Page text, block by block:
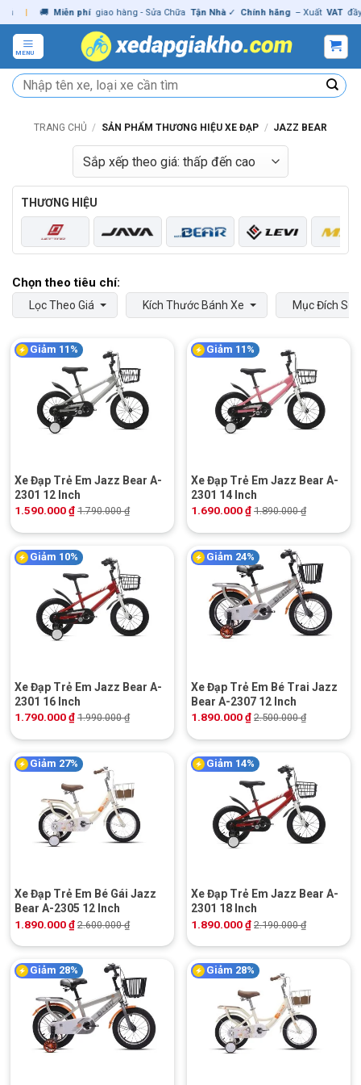
Skip
to
content
🚚 Miễn phí giao hàng - Sửa Chữa Tận Nhà ✓ Chính hãng – Xuất VAT đầy đủ |
MENU
Tìm
kiếm:
TRANG CHỦ / SẢN PHẨM THƯƠNG HIỆU XE ĐẠP / JAZZ BEAR
THƯƠNG HIỆU
Lọc Theo Giá Kích Thước Bánh Xe Mục Đích Sử
Giảm 11%
Xe Đạp Trẻ Em Jazz Bear A-
2301 12 Inch
1.590.000₫ 1.790.000₫
Giảm 11%
Xe Đạp Trẻ Em Jazz Bear A-
2301 14 Inch
1.690.000₫ 1.890.000₫
Giảm 10%
Xe Đạp Trẻ Em Jazz Bear A-
2301 16 Inch
1.790.000₫ 1.990.000₫
Giảm 24%
Xe Đạp Trẻ Em Bé Trai Jazz
Bear A-2307 12 Inch
1.890.000₫ 2.500.000₫
Giảm 27%
Xe Đạp Trẻ Em Bé Gái Jazz
Bear A-2305 12 Inch
1.890.000₫ 2.600.000₫
Giảm 14%
Xe Đạp Trẻ Em Jazz Bear A-
2301 18 Inch
1.890.000₫ 2.190.000₫
Giảm 28% Giảm 28%